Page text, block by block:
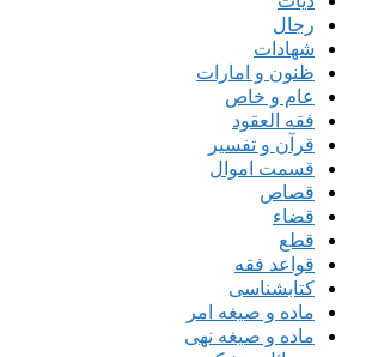
رجال
شهادات
ظنون و امارات
عام و خاص
فقه العقود
قرآن و تفسیر
قسمت اموال
قصاص
قضاء
قطع
قواعد فقه
کتابشناسی
ماده و صیغه امر
ماده و صیغه نهی